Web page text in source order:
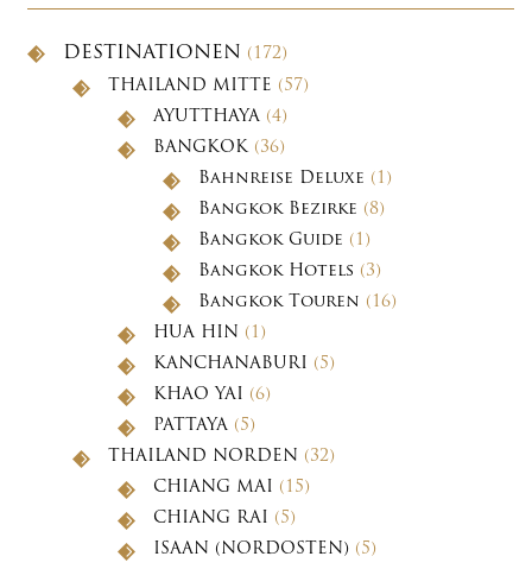
DESTINATIONEN (172)
THAILAND MITTE (57)
AYUTTHAYA (4)
BANGKOK(36)
Bahnreise Deluxe (1)
Bangkok Bezirke (8)
Bangkok Guide (1)
Bangkok Hotels (3)
Bangkok Touren (16)
HUA HIN (1)
KANCHANABURI (5)
KHAO YAI (6)
PATTAYA (5)
THAILAND NORDEN (32)
CHIANG MAI (15)
CHIANG RAI (5)
ISAAN (NORDOSTEN) (5)